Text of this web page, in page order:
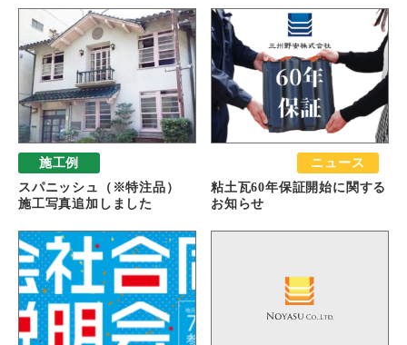
施工例
スパニッシュ（※特注品）
施工写真追加しました
ニュース
粘土瓦60年保証開始に関する
お知らせ